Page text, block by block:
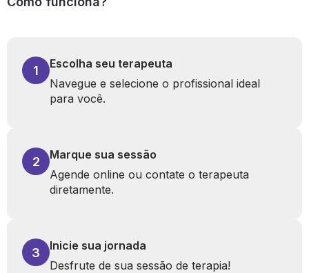
1
Escolha seu terapeuta
Navegue e selecione o profissional ideal
para você.
2
Marque sua sessão
Agende online ou contate o terapeuta
diretamente.
3
Inicie sua jornada
Desfrute de sua sessão de terapia!